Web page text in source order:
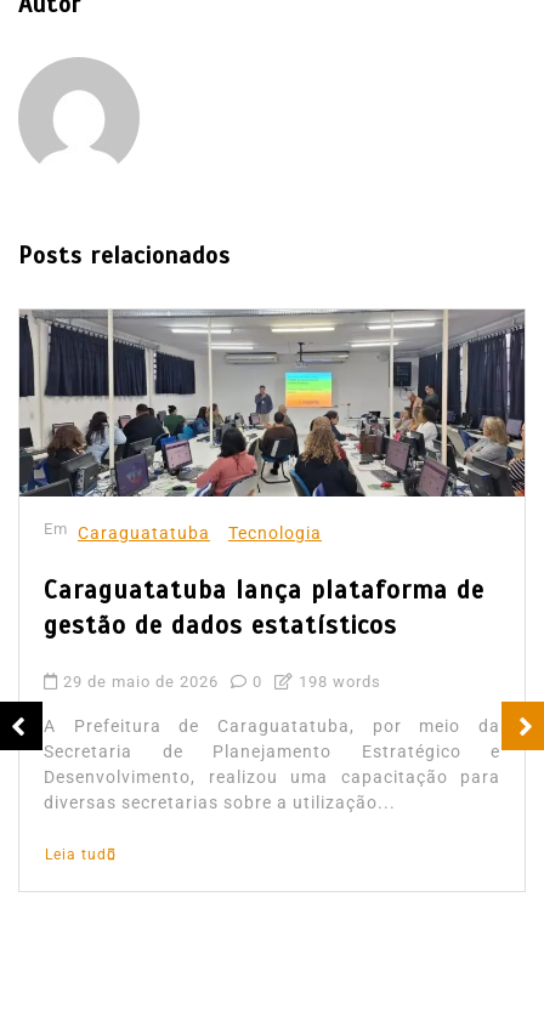
Posts relacionados
Em Caraguatatuba Tecnologia
Caraguatatuba lança plataforma de
gestão de dados estatísticos
29 de maio de 2026 0 198 words
A Prefeitura de Caraguatatuba, por meio da
Secretaria de Planejamento Estratégico e
Desenvolvimento, realizou uma capacitação para
diversas secretarias sobre a utilização...
Leia tudo